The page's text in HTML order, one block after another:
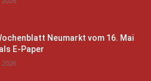
Neumarkt vom 16. Mai
E-Paper
2026